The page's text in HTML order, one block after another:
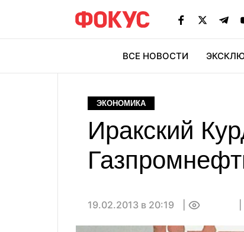
ВСЕ НОВОСТИ
ЭКОНОМИКА
Иракский
19.02.2013 в 20:19